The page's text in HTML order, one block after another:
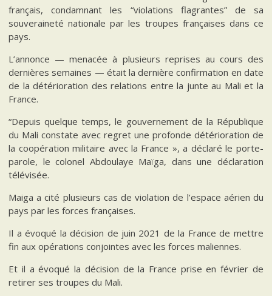
français, condamnant les “violations flagrantes” de sa
souveraineté nationale par les troupes françaises dans ce
pays.
L’annonce — menacée à plusieurs reprises au cours des
dernières semaines — était la dernière confirmation en date
de la détérioration des relations entre la junte au Mali et la
France.
“Depuis quelque temps, le gouvernement de la République
du Mali constate avec regret une profonde détérioration de
la coopération militaire avec la France », a déclaré le porte-
parole, le colonel Abdoulaye Maïga, dans une déclaration
télévisée.
Maiga a cité plusieurs cas de violation de l’espace aérien du
pays par les forces françaises.
Il a évoqué la décision de juin 2021 de la France de mettre
fin aux opérations conjointes avec les forces maliennes.
Et il a évoqué la décision de la France prise en février de
retirer ses troupes du Mali.